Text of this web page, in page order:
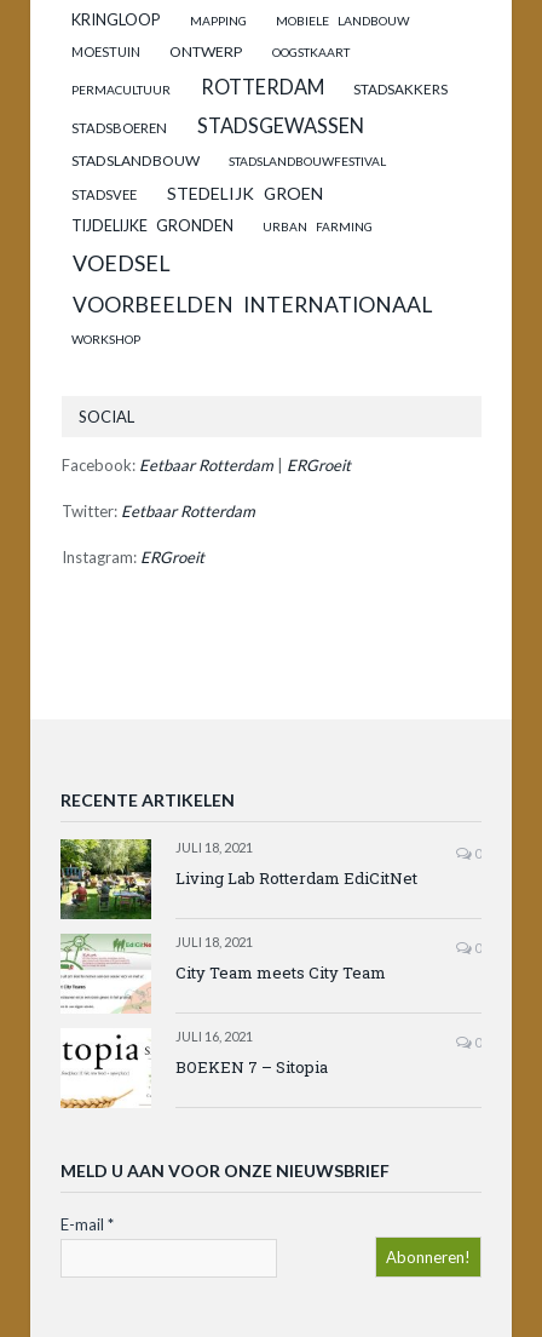
KRINGLOOP MAPPING MOBIELE LANDBOUW
MOESTUIN ONTWERP OOGSTKAART
PERMACULTUUR ROTTERDAM STADSAKKERS
STADSBOEREN STADSGEWASSEN
STADSLANDBOUW STADSLANDBOUWFESTIVAL
STADSVEE STEDELIJK GROEN
TIJDELIJKE GRONDEN URBAN FARMING
VOEDSEL
VOORBEELDEN INTERNATIONAAL
WORKSHOP
SOCIAL
Facebook: Eetbaar Rotterdam ERGroeit
Twitter: Eetbaar Rotterdam
Instagram: ERGroeit
RECENTE ARTIKELEN
JULI 18, 2021 0
Living Lab Rotterdam EdiCitNet
JULI 18, 2021 0
City Team meets City Team
JULI 16, 2021 0
BOEKEN 7 – Sitopia
MELD U AAN VOOR ONZE NIEUWSBRIEF
E-mail *